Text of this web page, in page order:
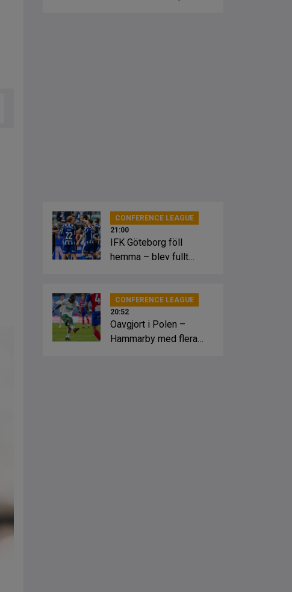
CONFERENCE LEAGUE
21:00
IFK Göteborg föll
hemma – blev fullt
CONFERENCE LEAGUE
20:52
Oavgjort i Polen –
Hammarby med flera